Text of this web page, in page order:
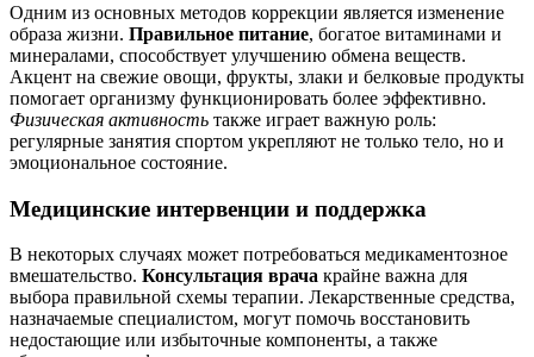
Одним из основных методов коррекции является изменение
образа жизни. Правильное питание, богатое витаминами и
минералами, способствует улучшению обмена веществ.
Акцент на свежие овощи, фрукты, злаки и белковые продукты
помогает организму функционировать более эффективно.
Физическая активность также играет важную роль:
регулярные занятия спортом укрепляют не только тело, но и
эмоциональное состояние.
Медицинские интервенции и поддержка
В некоторых случаях может потребоваться медикаментозное
вмешательство. Консультация врача крайне важна для
выбора правильной схемы терапии. Лекарственные средства,
назначаемые специалистом, могут помочь восстановить
недостающие или избыточные компоненты, а также